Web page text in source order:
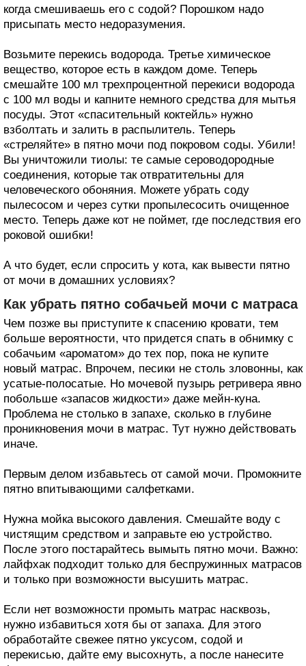
когда смешиваешь его с содой? Порошком надо
присыпать место недоразумения.
Возьмите перекись водорода. Третье химическое
вещество, которое есть в каждом доме. Теперь
смешайте 100 мл трехпроцентной перекиси водорода
с 100 мл воды и капните немного средства для мытья
посуды. Этот «спасительный коктейль» нужно
взболтать и залить в распылитель. Теперь
«стреляйте» в пятно мочи под покровом соды. Убили!
Вы уничтожили тиолы: те самые сероводородные
соединения, которые так отвратительны для
человеческого обоняния. Можете убрать соду
пылесосом и через сутки пропылесосить очищенное
место. Теперь даже кот не поймет, где последствия его
роковой ошибки!
А что будет, если спросить у кота, как вывести пятно
от мочи в домашних условиях?
Как убрать пятно собачьей мочи с матраса
Чем позже вы приступите к спасению кровати, тем
больше вероятности, что придется спать в обнимку с
собачьим «ароматом» до тех пор, пока не купите
новый матрас. Впрочем, песики не столь зловонны, как
усатые-полосатые. Но мочевой пузырь ретривера явно
побольше «запасов жидкости» даже мейн-куна.
Проблема не столько в запахе, сколько в глубине
проникновения мочи в матрас. Тут нужно действовать
иначе.
Первым делом избавьтесь от самой мочи. Промокните
пятно впитывающими салфетками.
Нужна мойка высокого давления. Смешайте воду с
чистящим средством и заправьте ею устройство.
После этого постарайтесь вымыть пятно мочи. Важно:
лайфхак подходит только для беспружинных матрасов
и только при возможности высушить матрас.
Если нет возможности промыть матрас насквозь,
нужно избавиться хотя бы от запаха. Для этого
обработайте свежее пятно уксусом, содой и
перекисью, дайте ему высохнуть, а после нанесите